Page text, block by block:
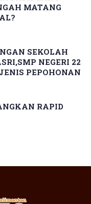
MATANG
SEKOLAH
NEGERI 22
PEPOHONAN
RAPID